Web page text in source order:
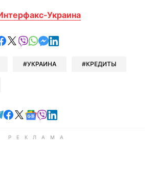
Украина
в Telegram
поделиться в Facebook
поделиться в X
отправить в Viber
отправить в Whatsapp
отправить в Messenger
отправить в LinkedIn
УКРАИНА КРЕДИТЫ
Читайте в Telegram
Читайте в Facebook
Читайте в X
Читайте в Google news
Читайте в Viber
Читайте в LinkedIn